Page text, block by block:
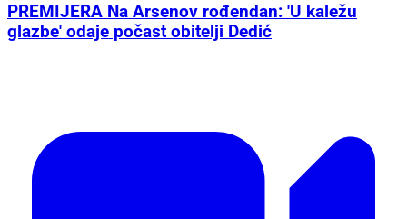
PREMIJERA Na Arsenov rođendan: 'U kaležu
glazbe' odaje počast obitelji Dedić